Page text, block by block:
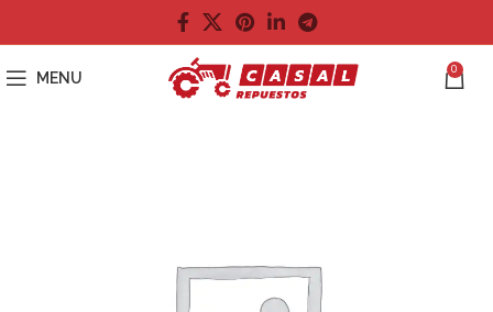
MENU 0